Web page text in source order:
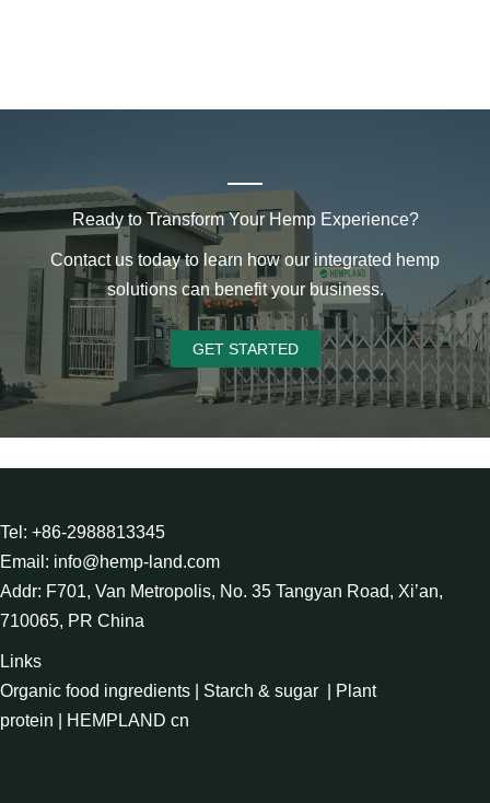
Ready to Transform Your Hemp Experience?
Contact us today to learn how our integrated hemp
solutions can benefit your business.
GET STARTED
Tel: +86-2988813345
Email: info@hemp-land.com
Addr: F701, Van Metropolis, No. 35 Tangyan Road, Xi’an,
710065, PR China
Links
Organic food ingredients
Starch & sugar
Plant
protein
HEMPLAND cn